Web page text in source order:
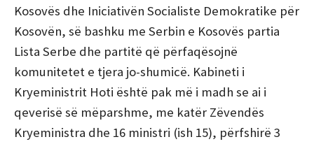
Kosovës dhe Iniciativën Socialiste Demokratike për
Kosovën, së bashku me Serbin e Kosovës partia
Lista Serbe dhe partitë që përfaqësojnë
komunitetet e tjera jo-shumicë. Kabineti i
Kryeministrit Hoti është pak më i madh se ai i
qeverisë së mëparshme, me katër Zëvendës
Kryeministra dhe 16 ministri (ish 15), përfshirë 3